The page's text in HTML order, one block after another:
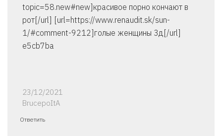
topic=58.new#new]красивое порно кончают в
рот[/url] [url=https://www.renaudit.sk/sun-
1/#comment-9212]голые женщины 3д[/url]
e5cb7ba
23/12/2021
BrucepoItA
Ответить